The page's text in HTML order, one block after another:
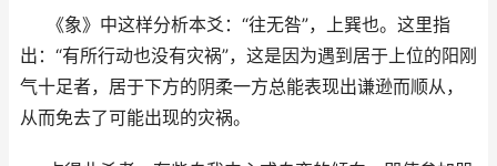
《象》中这样分析本爻：“往无咎”，上巽也。这里指
出：“有所行动也没有灾祸”，这是因为遇到居于上位的阳刚
气十足者，居于下方的阴柔一方总能表现出谦逊而顺从，
从而免去了可能出现的灾祸。